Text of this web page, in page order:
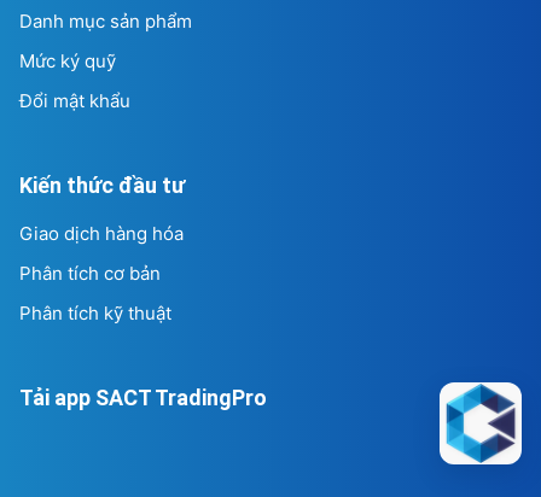
Danh mục sản phẩm
Mức ký quỹ
Đổi mật khẩu
Kiến thức đầu tư
Giao dịch hàng hóa
Phân tích cơ bản
Phân tích kỹ thuật
Tải app SACT TradingPro